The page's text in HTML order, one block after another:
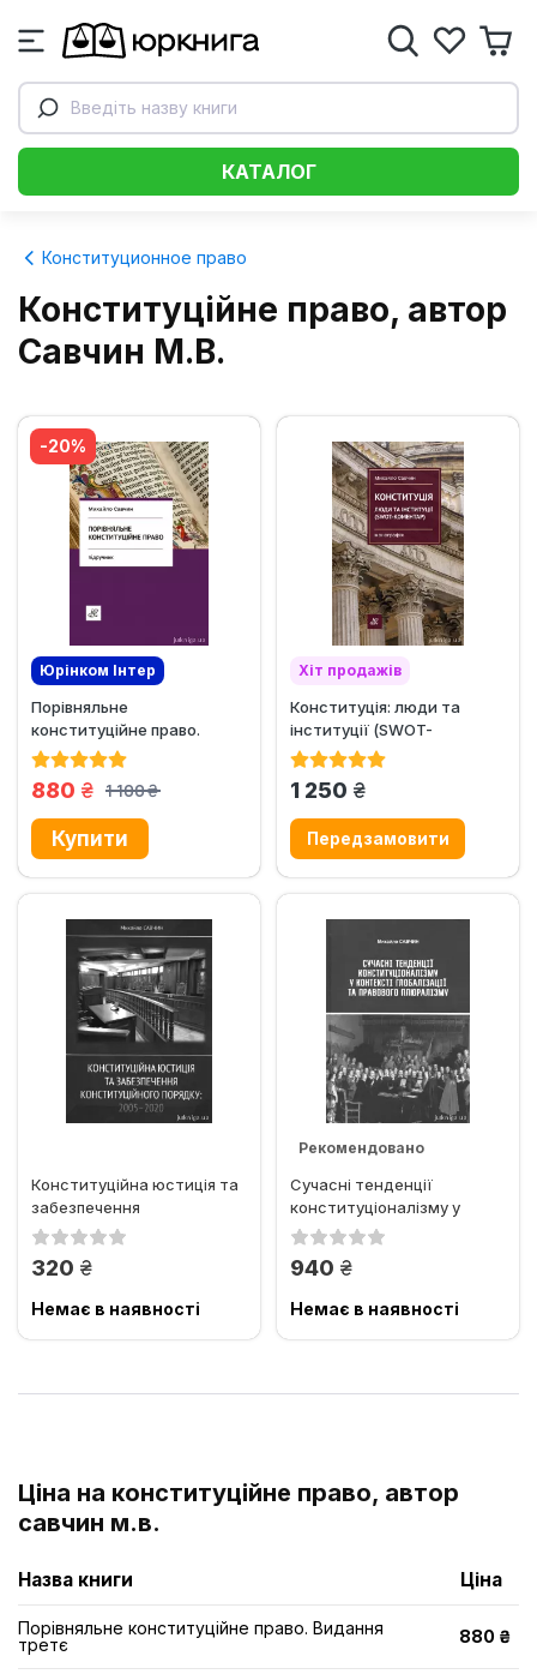
Введіть назву книги
КАТАЛОГ
Конституционное право
Конституційне право, автор
Савчин М.В.
Юрінком Iнтер
Ексклюзив
Порівняльне
конституційне право.
Видання третє
-20%
1 100
грн.
880 грн.
Хіт продажів
Конституція: люди та
інституції (SWOT-
коментар)
1 250 грн.
Конституційна юстиція та
забезпечення
конституційного порядку:
320 грн.
Немає в наявності
Рекомендовано
Хіт продажів
Сучасні тенденції
конституціоналізму у
контексті глобалізації та...
940 грн.
Немає в наявності
Ціна на конституційне право, автор
савчин м.в.
Назва книги Ціна
Порівняльне конституційне право. Видання
третє
880 ₴